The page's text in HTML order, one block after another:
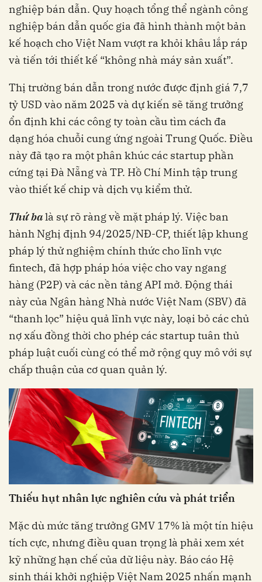
nghiệp bán dẫn. Quy hoạch tổng thể ngành công
nghiệp bán dẫn quốc gia đã hình thành một bản
kế hoạch cho Việt Nam vượt ra khỏi khâu lắp ráp
và tiến tới thiết kế “không nhà máy sản xuất”.
Thị trường bán dẫn trong nước được định giá 7,7
tỷ USD vào năm 2025 và dự kiến ​​sẽ tăng trưởng
ổn định khi các công ty toàn cầu tìm cách đa
dạng hóa chuỗi cung ứng ngoài Trung Quốc. Điều
này đã tạo ra một phân khúc các startup phần
cứng tại Đà Nẵng và TP. Hồ Chí Minh tập trung
vào thiết kế chip và dịch vụ kiểm thử.
Thứ balà sự rõ ràng về mặt pháp lý. Việc ban
hành Nghị định 94/2025/NĐ-CP, thiết lập khung
pháp lý thử nghiệm chính thức cho lĩnh vực
fintech, đã hợp pháp hóa việc cho vay ngang
hàng (P2P) và các nền tảng API mở. Động thái
này của Ngân hàng Nhà nước Việt Nam (SBV) đã
“thanh lọc” hiệu quả lĩnh vực này, loại bỏ các chủ
nợ xấu đồng thời cho phép các startup tuân thủ
pháp luật cuối cùng có thể mở rộng quy mô với sự
chấp thuận của cơ quan quản lý.
Thiếu hụt nhân lực nghiên cứu và phát triển
Mặc dù mức tăng trưởng GMV 17% là một tín hiệu
tích cực, nhưng điều quan trọng là phải xem xét
kỹ những hạn chế của dữ liệu này. Báo cáo Hệ
sinh thái khởi nghiệp Việt Nam 2025 nhấn mạnh